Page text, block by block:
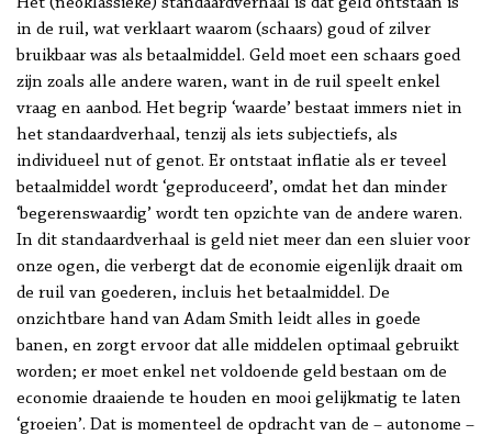
in de ruil, wat verklaart waarom (schaars) goud of zilver
bruikbaar was als betaalmiddel. Geld moet een schaars goed
zijn zoals alle andere waren, want in de ruil speelt enkel
vraag en aanbod. Het begrip ‘waarde’ bestaat immers niet in
het standaardverhaal, tenzij als iets subjectiefs, als
individueel nut of genot. Er ontstaat inflatie als er teveel
betaalmiddel wordt ‘geproduceerd’, omdat het dan minder
‘begerenswaardig’ wordt ten opzichte van de andere waren.
In dit standaardverhaal is geld niet meer dan een sluier voor
onze ogen, die verbergt dat de economie eigenlijk draait om
de ruil van goederen, incluis het betaalmiddel. De
onzichtbare hand van Adam Smith leidt alles in goede
banen, en zorgt ervoor dat alle middelen optimaal gebruikt
worden; er moet enkel net voldoende geld bestaan om de
economie draaiende te houden en mooi gelijkmatig te laten
‘groeien’. Dat is momenteel de opdracht van de – autonome –